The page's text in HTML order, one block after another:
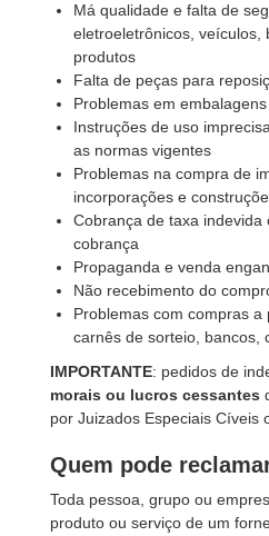
Má qualidade e falta de
eletroeletrônicos, veículos,
produtos
Falta de peças para
Problemas em embalagens
Instruções de uso
as normas vigentes
Problemas na compra de
incorporações e
Cobrança de taxa indevida
cobrança
Propaganda e venda
Não recebimento do
Problemas com compras a
carnês de sorteio, bancos,
IMPORTANTE: pedidos de
morais ou lucros cessantes
por Juizados Especiais Cíveis
Quem pode
Toda pessoa, grupo ou
produto ou serviço de um